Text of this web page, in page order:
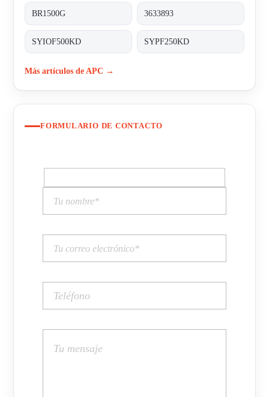
BR1500G 3633893
SYIOF500KD SYPF250KD
Más artículos de APC →
FORMULARIO DE CONTACTO